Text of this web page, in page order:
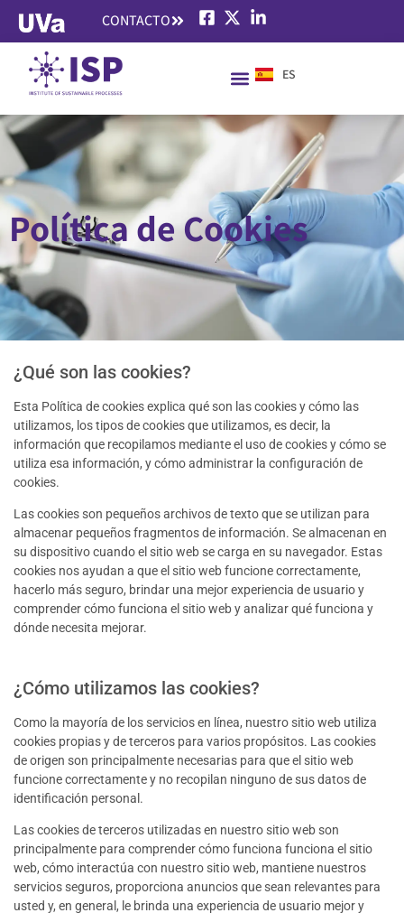
CONTACTO
ES
EN
Política de Cookies
¿Qué son las cookies?
Esta Política de cookies explica qué son las cookies y cómo las
utilizamos, los tipos de cookies que utilizamos, es decir, la
información que recopilamos mediante el uso de cookies y cómo se
utiliza esa información, y cómo administrar la configuración de
cookies.
Las cookies son pequeños archivos de texto que se utilizan para
almacenar pequeños fragmentos de información. Se almacenan en
su dispositivo cuando el sitio web se carga en su navegador. Estas
cookies nos ayudan a que el sitio web funcione correctamente,
hacerlo más seguro, brindar una mejor experiencia de usuario y
comprender cómo funciona el sitio web y analizar qué funciona y
dónde necesita mejorar.
¿Cómo utilizamos las cookies?
Como la mayoría de los servicios en línea, nuestro sitio web utiliza
cookies propias y de terceros para varios propósitos. Las cookies
de origen son principalmente necesarias para que el sitio web
funcione correctamente y no recopilan ninguno de sus datos de
identificación personal.
Las cookies de terceros utilizadas en nuestro sitio web son
principalmente para comprender cómo funciona funciona el sitio
web, cómo interactúa con nuestro sitio web, mantiene nuestros
servicios seguros, proporciona anuncios que sean relevantes para
usted y, en general, le brinda una experiencia de usuario mejor y